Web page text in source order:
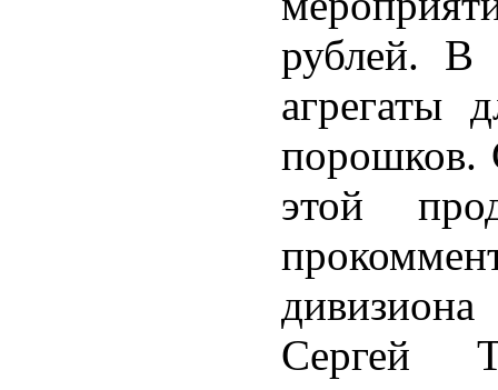
рублей. В
агрегаты
порошков.
этой
дивизиона
Сергей